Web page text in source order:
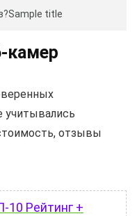
title
камер
учитывались
отзывы
Рейтинг +